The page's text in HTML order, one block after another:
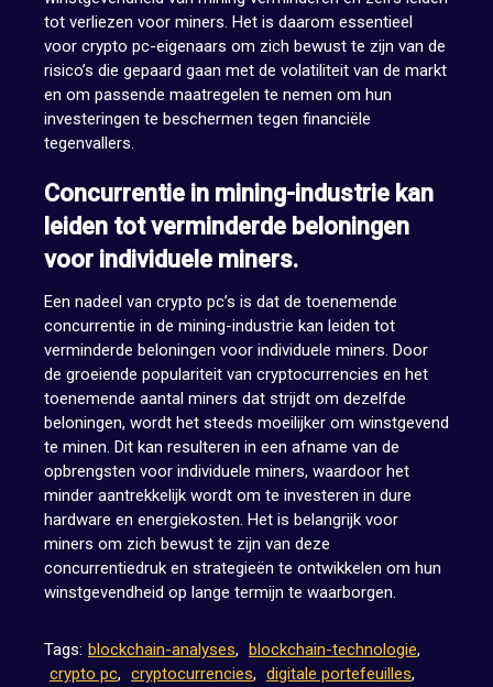
tot verliezen voor miners. Het is daarom essentieel
voor crypto pc-eigenaars om zich bewust te zijn van de
risico’s die gepaard gaan met de volatiliteit van de markt
en om passende maatregelen te nemen om hun
investeringen te beschermen tegen financiële
tegenvallers.
Concurrentie in mining-industrie kan
leiden tot verminderde beloningen
voor individuele miners.
Een nadeel van crypto pc’s is dat de toenemende
concurrentie in de mining-industrie kan leiden tot
verminderde beloningen voor individuele miners. Door
de groeiende populariteit van cryptocurrencies en het
toenemende aantal miners dat strijdt om dezelfde
beloningen, wordt het steeds moeilijker om winstgevend
te minen. Dit kan resulteren in een afname van de
opbrengsten voor individuele miners, waardoor het
minder aantrekkelijk wordt om te investeren in dure
hardware en energiekosten. Het is belangrijk voor
miners om zich bewust te zijn van deze
concurrentiedruk en strategieën te ontwikkelen om hun
winstgevendheid op lange termijn te waarborgen.
Tags: blockchain-analyses, blockchain-technologie,
crypto pc, cryptocurrencies, digitale portefeuilles,